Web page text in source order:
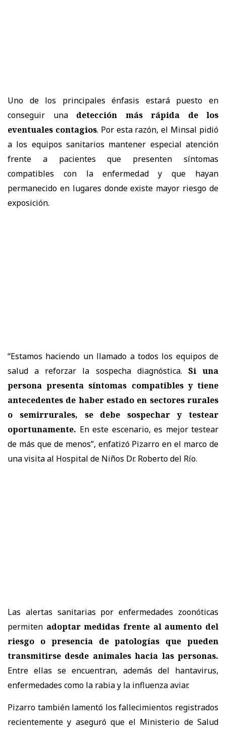
Uno de los principales énfasis estará puesto en
conseguir una detección más rápida de los
eventuales contagios. Por esta razón, el Minsal pidió
a los equipos sanitarios mantener especial atención
frente a pacientes que presenten síntomas
compatibles con la enfermedad y que hayan
permanecido en lugares donde existe mayor riesgo de
exposición.
“Estamos haciendo un llamado a todos los equipos de
salud a reforzar la sospecha diagnóstica. Si una
persona presenta síntomas compatibles y tiene
antecedentes de haber estado en sectores rurales
o semirrurales, se debe sospechar y testear
oportunamente. En este escenario, es mejor testear
de más que de menos”, enfatizó Pizarro en el marco de
una visita al Hospital de Niños Dr. Roberto del Río.
Las alertas sanitarias por enfermedades zoonóticas
permiten adoptar medidas frente al aumento del
riesgo o presencia de patologías que pueden
transmitirse desde animales hacia las personas.
Entre ellas se encuentran, además del hantavirus,
enfermedades como la rabia y la influenza aviar.
Pizarro también lamentó los fallecimientos registrados
recientemente y aseguró que el Ministerio de Salud